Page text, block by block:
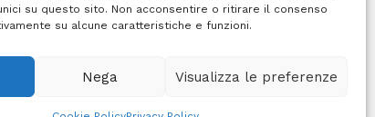
su questo sito. Non acconsentire o ritirare il consenso
su alcune caratteristiche e funzioni.
Nega Visualizza le preferenze
Policy (UE)